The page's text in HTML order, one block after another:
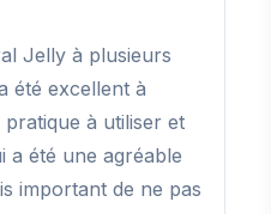
Jelly à plusieurs
été excellent à
à utiliser et
a été une agréable
important de ne pas